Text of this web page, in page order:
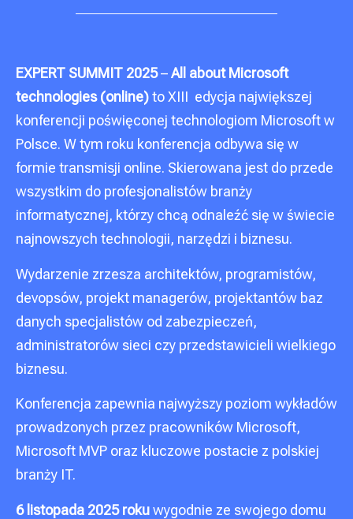
EXPERT SUMMIT 2025–All about Microsoft
technologies (online)to XIII edycja największej
konferencji poświęconej technologiom Microsoft w
Polsce. W tym roku konferencja odbywa się w
formie transmisji online. Skierowana jest do przede
wszystkim do profesjonalistów branży
informatycznej, którzy chcą odnaleźć się w świecie
najnowszych technologii, narzędzi i biznesu.
Wydarzenie zrzesza architektów, programistów,
devopsów, projekt managerów, projektantów baz
danych specjalistów od zabezpieczeń,
administratorów sieci czy przedstawicieli wielkiego
biznesu.
Konferencja zapewnia najwyższy poziom wykładów
prowadzonych przez pracowników Microsoft,
Microsoft MVP oraz kluczowe postacie z polskiej
branży IT.
6 listopada 2025 rokuwygodnie ze swojego domu